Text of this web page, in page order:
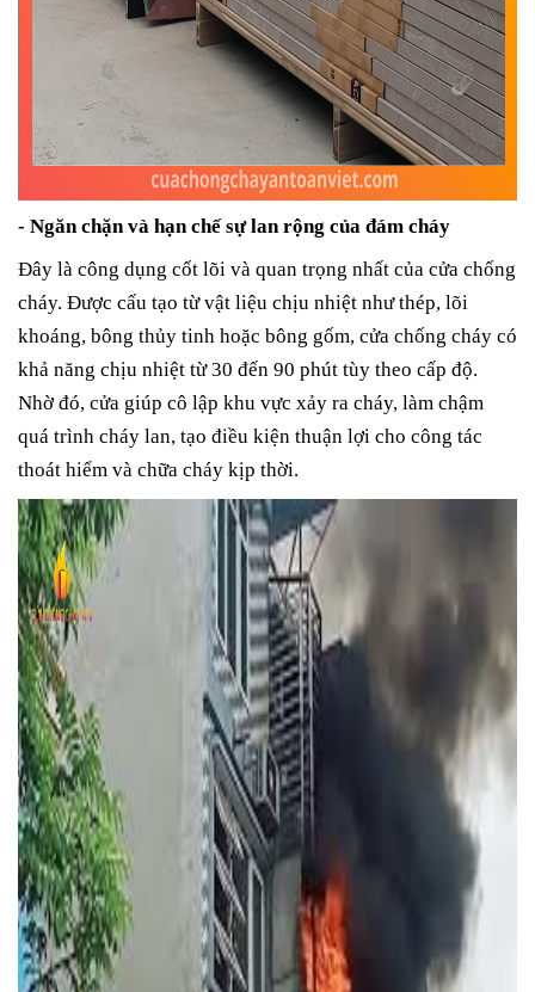
- Ngăn chặn và hạn chế sự lan rộng của đám cháy
Đây là công dụng cốt lõi và quan trọng nhất của cửa chống
cháy. Được cấu tạo từ vật liệu chịu nhiệt như thép, lõi
khoáng, bông thủy tinh hoặc bông gốm, cửa chống cháy có
khả năng chịu nhiệt từ 30 đến 90 phút tùy theo cấp độ.
Nhờ đó, cửa giúp cô lập khu vực xảy ra cháy, làm chậm
quá trình cháy lan, tạo điều kiện thuận lợi cho công tác
thoát hiểm và chữa cháy kịp thời.